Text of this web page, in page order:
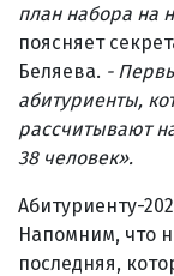
план набора на
поясняет
Беляева. -
абитуриенты,
рассчитывают
38 человек».
Абитуриенту-
Напомним, что
последняя,